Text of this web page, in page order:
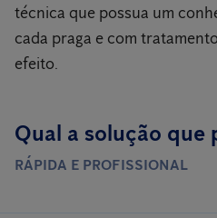
técnica que possua um
cada praga e com
efeito.
Qual a solução que
RÁPIDA E PROFISSIONAL